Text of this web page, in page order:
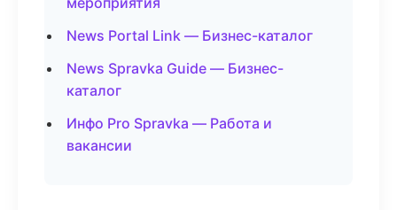
News Portal Link — Бизнес-каталог
News Spravka Guide — Бизнес-
каталог
Инфо Pro Spravka — Работа и
вакансии